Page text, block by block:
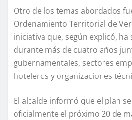
Otro de los temas abordados
Ordenamiento Territorial de
iniciativa que, según explicó, ha
durante más de cuatro años
gubernamentales, sectores
hoteleros y organizaciones
El alcalde informó que el plan
oficialmente el próximo 20 de